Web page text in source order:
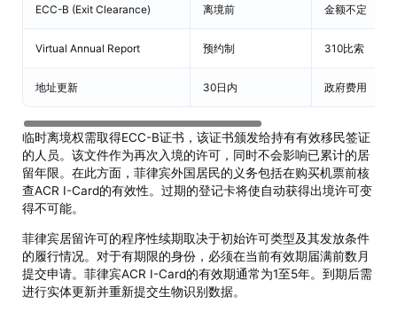
ECC-B (Exit Clearance) 离境前 金额不定
Virtual Annual Report 预约制 310比索
地址更新 30日内 政府费用
临时离境权需取得ECC-B证书，该证书颁发给持有有效移民签证
的人员。该文件作为再次入境的许可，同时不会影响已累计的居
留年限。在此方面，菲律宾外国居民的义务包括在购买机票前核
查ACR I-Card的有效性。过期的登记卡将使自动获得出境许可变
得不可能。
菲律宾居留许可的程序性续期取决于初始许可类型及其发放条件
的履行情况。对于有期限的身份，必须在当前有效期届满前数月
提交申请。菲律宾ACR I-Card的有效期通常为1至5年。到期后需
进行实体更新并重新提交生物识别数据。